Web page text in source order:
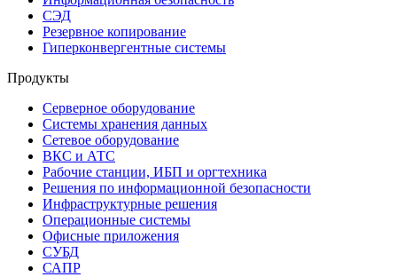
СЭД
Резервное копирование
Гиперконвергентные системы
Продукты
Серверное оборудование
Системы хранения данных
Сетевое оборудование
ВКС и АТС
Рабочие станции, ИБП и оргтехника
Решения по информационной безопасности
Инфраструктурные решения
Операционные системы
Офисные приложения
СУБД
САПР